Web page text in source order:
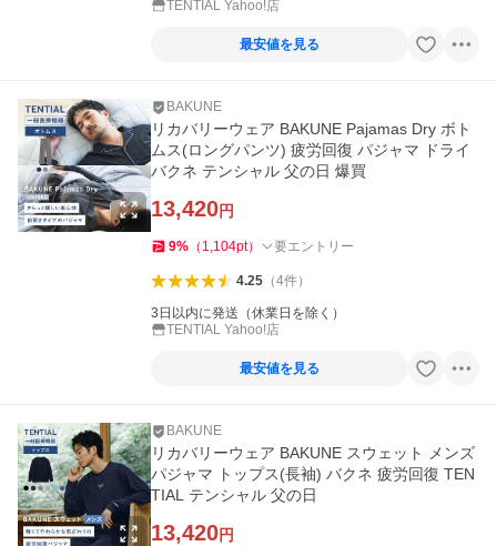
TENTIAL Yahoo!店
最安値を見る
BAKUNE
リカバリーウェア BAKUNE Pajamas Dry ボト
ムス(ロングパンツ) 疲労回復 パジャマ ドライ
バクネ テンシャル 父の日 爆買
13,420円
9% （ 1,104pt） 要エントリー
4.25（4件）
3日以内に発送（休業日を除く）
TENTIAL Yahoo!店
最安値を見る
BAKUNE
リカバリーウェア BAKUNE スウェット メンズ
パジャマ トップス(長袖) バクネ 疲労回復 TEN
TIAL テンシャル 父の日
13,420円